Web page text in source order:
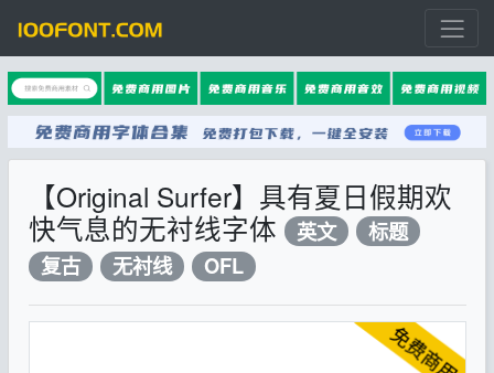
【Original Surfer】具有夏日假期欢
快气息的无衬线字体
英文
标题
复古
无衬线 OFL